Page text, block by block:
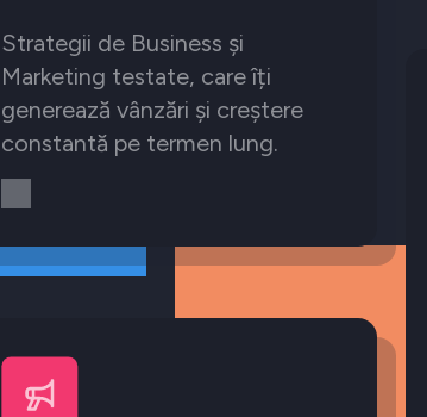
Strategii de Business și
Marketing testate, care îți
generează vânzări și creștere
constantă pe termen lung.